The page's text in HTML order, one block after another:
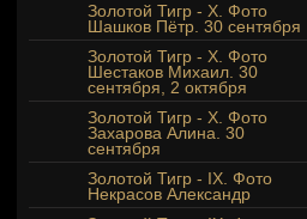
Золотой Тигр - Х. Фото
Шашков Пётр. 30 сентября
Золотой Тигр - Х. Фото
Шестаков Михаил. 30
сентября, 2 октября
Золотой Тигр - X. Фото
Захарова Алина. 30
сентября
Золотой Тигр - IX. Фото
Некрасов Александр